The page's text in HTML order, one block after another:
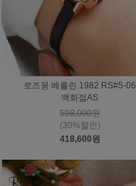
로즈몽 베를린 1982 RS#5-06
백화점AS
598,000원
(30%할인)
418,600원